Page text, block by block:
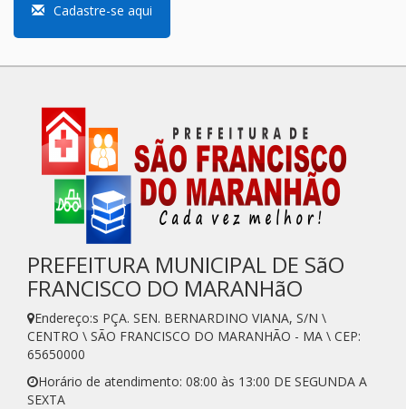
Cadastre-se aqui
PREFEITURA MUNICIPAL DE SãO
FRANCISCO DO MARANHãO
Endereço:s PÇA. SEN. BERNARDINO VIANA, S/N \
CENTRO \ SÃO FRANCISCO DO MARANHÃO - MA \ CEP:
65650000
Horário de atendimento: 08:00 às 13:00 DE SEGUNDA A
SEXTA